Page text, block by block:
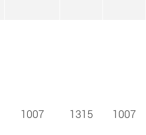
1007 1315 1007